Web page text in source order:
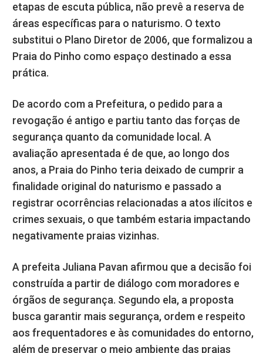
etapas de escuta pública, não prevê a reserva de
áreas específicas para o naturismo. O texto
substitui o Plano Diretor de 2006, que formalizou a
Praia do Pinho como espaço destinado a essa
prática.
De acordo com a Prefeitura, o pedido para a
revogação é antigo e partiu tanto das forças de
segurança quanto da comunidade local. A
avaliação apresentada é de que, ao longo dos
anos, a Praia do Pinho teria deixado de cumprir a
finalidade original do naturismo e passado a
registrar ocorrências relacionadas a atos ilícitos e
crimes sexuais, o que também estaria impactando
negativamente praias vizinhas.
A prefeita Juliana Pavan afirmou que a decisão foi
construída a partir de diálogo com moradores e
órgãos de segurança. Segundo ela, a proposta
busca garantir mais segurança, ordem e respeito
aos frequentadores e às comunidades do entorno,
além de preservar o meio ambiente das praias